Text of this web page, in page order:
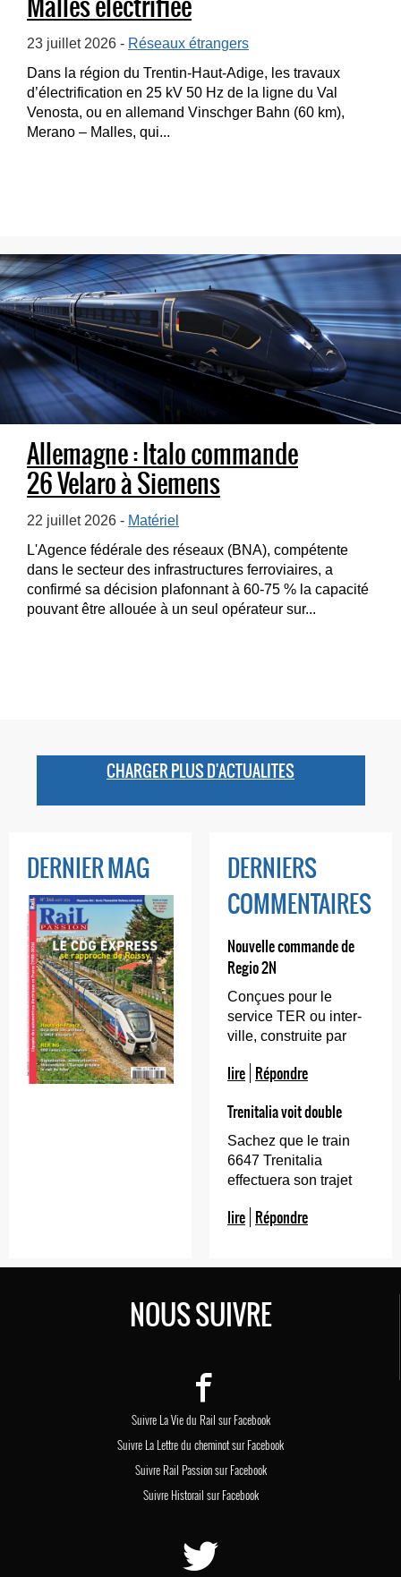
23 juillet 2026 - Réseaux étrangers
Dans la région du Trentin-Haut-Adige, les travaux
d’électrification en 25 kV 50 Hz de la ligne du Val
Venosta, ou en allemand Vinschger Bahn (60 km),
Merano – Malles, qui...
Allemagne : Italo commande
26 Velaro à Siemens
22 juillet 2026 - Matériel
L'Agence fédérale des réseaux (BNA), compétente
dans le secteur des infrastructures ferroviaires, a
confirmé sa décision plafonnant à 60-75 % la capacité
pouvant être allouée à un seul opérateur sur...
CHARGER PLUS D'ACTUALITES
DERNIER MAG
DERNIERS
COMMENTAIRES
Nouvelle commande de
Regio 2N
Conçues pour le
service TER ou inter-
ville, construite par
Alstom sur le site de
épurées Regio 2N ne
sont certainement pas
vouées à l'échec.
lire Répondre
Trenitalia voit double
Sachez que le train
6647 Trenitalia
effectuera son trajet
Lyon et Lyon-Part-Dieu
lire Répondre
NOUS SUIVRE
Suivre La Vie du Rail sur Facebook
Suivre La Lettre du cheminot sur Facebook
Suivre Rail Passion sur Facebook
Suivre Historail sur Facebook